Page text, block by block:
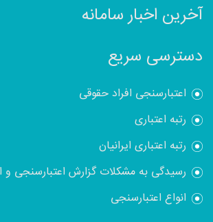
آخرین اخبار سامانه
دسترسی سریع
اعتبارسنجی افراد حقوقی
رتبه اعتباری
رتبه اعتباری ایرانیان
رسیدگی به مشکلات گزارش اعتبارسنجی و
انواع اعتبارسنجی